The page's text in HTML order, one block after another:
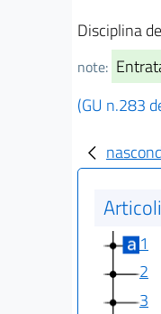
Disciplina
note:
(GU n.283
Articoli
1
2
3